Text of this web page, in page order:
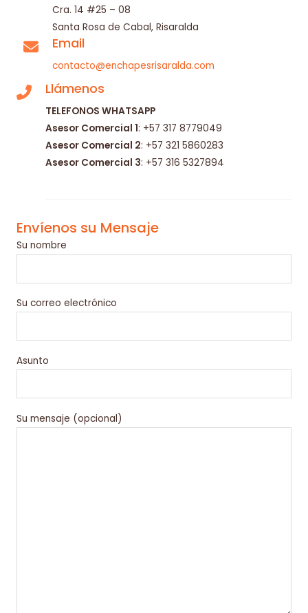
Cra. 14 #25 – 08
Santa Rosa de Cabal, Risaralda​
Email
contacto@enchapesrisaralda.com
Llámenos
TELEFONOS WHATSAPP
Asesor Comercial 1: +57 317 8779049
Asesor Comercial 2: +57 321 5860283
Asesor Comercial 3: +57 316 5327894
Envíenos su Mensaje
Su nombre
Su correo electrónico
Asunto
Su mensaje (opcional)